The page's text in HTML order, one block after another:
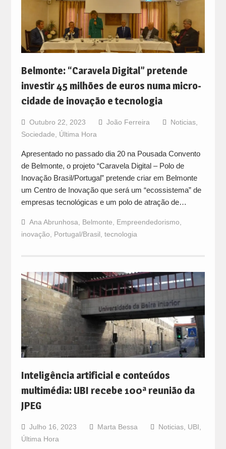
Belmonte: “Caravela Digital” pretende
investir 45 milhões de euros numa micro-
cidade de inovação e tecnologia
Outubro 22, 2023 João Ferreira Noticias,
Sociedade
Última Hora
Apresentado no passado dia 20 na Pousada Convento
de Belmonte, o projeto “Caravela Digital – Polo de
Inovação Brasil/Portugal” pretende criar em Belmonte
um Centro de Inovação que será um “ecossistema” de
empresas tecnológicas e um polo de atração de…
Ana Abrunhosa Belmonte Empreendedorismo
inovação
Portugal/Brasil tecnologia
Inteligência artificial e conteúdos
multimédia: UBI recebe 100ª reunião da
JPEG
Julho 16, 2023 Marta Bessa Noticias, UBI
Última Hora